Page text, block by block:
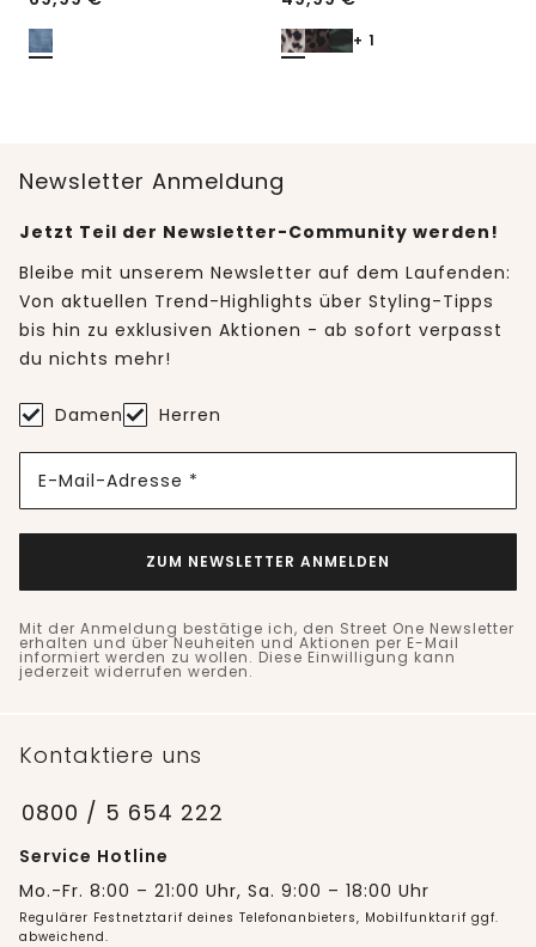
+ 1
Newsletter Anmeldung
Jetzt Teil der Newsletter-Community werden!
Bleibe mit unserem Newsletter auf dem Laufenden:
Von aktuellen Trend-Highlights über Styling-Tipps
bis hin zu exklusiven Aktionen - ab sofort verpasst
du nichts mehr!
Damen Herren
E-Mail-Adresse *
ZUM NEWSLETTER ANMELDEN
Mit der Anmeldung bestätige ich, den Street One Newsletter
erhalten und über Neuheiten und Aktionen per E-Mail
informiert werden zu wollen. Diese Einwilligung kann
jederzeit widerrufen werden.
Kontaktiere uns
0800 / 5 654 222
Service Hotline
Mo.-Fr. 8:00 – 21:00 Uhr, Sa. 9:00 – 18:00 Uhr
Regulärer Festnetztarif deines Telefonanbieters, Mobilfunktarif ggf.
abweichend.